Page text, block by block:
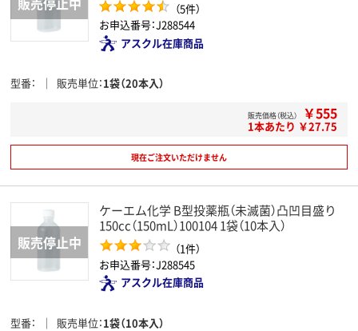
（5件）
お申込番号：J288544
アスクル在庫商品
型番 販売単位 1袋（20本入）
販売価格（税込） ￥555
1本あたり ￥27.75
現在ご注文いただけません
ケーエム化学 B型投薬瓶（未滅菌）凸凹目盛り
150cc（150mL）100104 1袋（10本入）
（1件）
お申込番号：J288545
アスクル在庫商品
型番 販売単位 1袋（10本入）